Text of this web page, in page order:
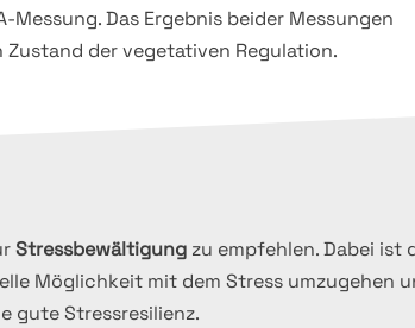
Das Ergebnis beider Messungen
der vegetativen Regulation.
Stressbewältigung zu empfehlen. Dabei ist
Möglichkeit mit dem Stress umzugehen
gute Stressresilienz.